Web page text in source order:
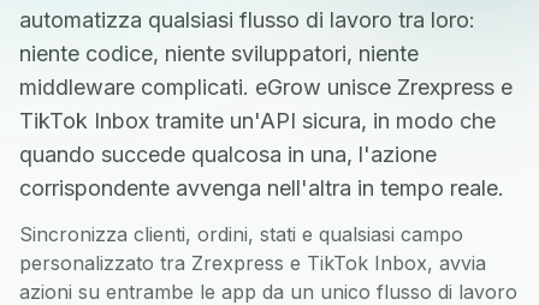
automatizza qualsiasi flusso di lavoro tra loro:
niente codice, niente sviluppatori, niente
middleware complicati. eGrow unisce Zrexpress e
TikTok Inbox tramite un'API sicura, in modo che
quando succede qualcosa in una, l'azione
corrispondente avvenga nell'altra in tempo reale.
Sincronizza clienti, ordini, stati e qualsiasi campo
personalizzato tra Zrexpress e TikTok Inbox, avvia
azioni su entrambe le app da un unico flusso di lavoro